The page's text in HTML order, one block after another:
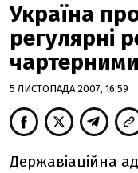
Україна
регулярні
чартерними
5 ЛИСТОПАДА 2007, 16:59
Державіаційна